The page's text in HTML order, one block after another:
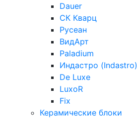
Dauer
СК Кварц
Русеан
ВидАрт
Paladium
Индастро (Indastro)
De Luxe
LuxoR
Fix
Керамические блоки